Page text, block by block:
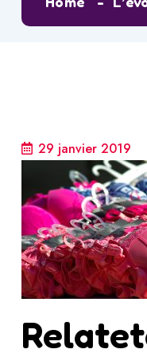
29 janvier 2019